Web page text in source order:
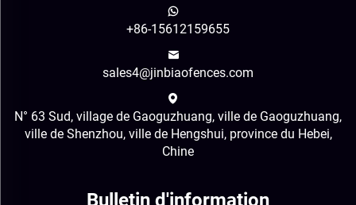
+86-15612159655
sales4@jinbiaofences.com
N° 63 Sud, village de Gaoguzhuang, ville de Gaoguzhuang,
ville de Shenzhou, ville de Hengshui, province du Hebei,
Chine
Bulletin d'information